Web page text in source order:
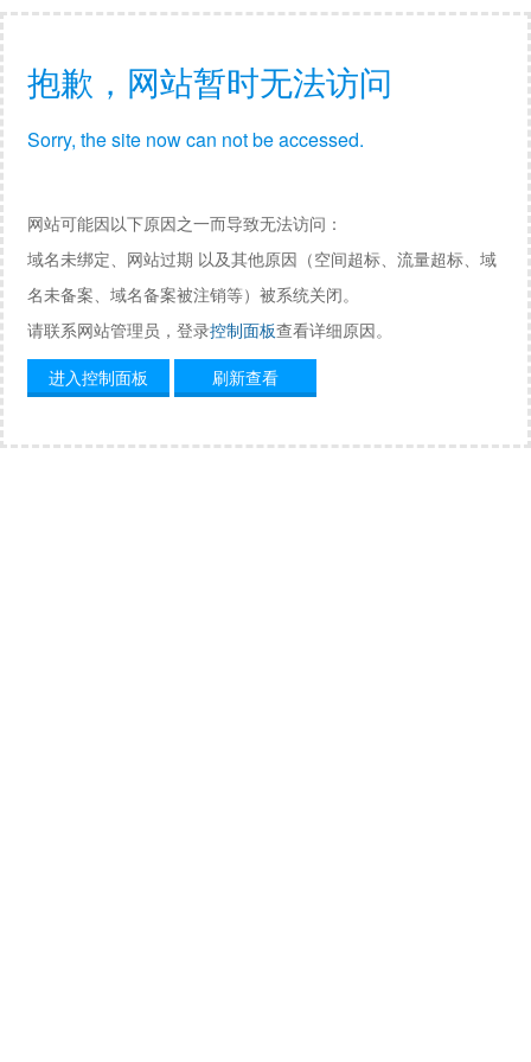
抱歉，网站暂时无法访问
Sorry, the site now can not be accessed.
网站可能因以下原因之一而导致无法访问：
域名未绑定、网站过期 以及其他原因（空间超标、流量超标、域
名未备案、域名备案被注销等）被系统关闭。
请联系网站管理员，登录控制面板查看详细原因。
进入控制面板
刷新查看